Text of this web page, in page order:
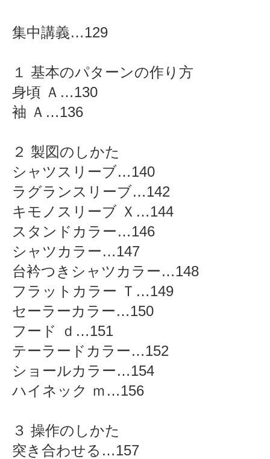
集中講義…129
１ 基本のパターンの作り方
身頃 Ａ…130
袖 Ａ…136
２ 製図のしかた
シャツスリーブ…140
ラグランスリーブ…142
キモノスリーブ Ｘ…144
スタンドカラー…146
シャツカラー…147
台衿つきシャツカラー…148
フラットカラー Ｔ…149
セーラーカラー…150
フード ｄ…151
テーラードカラー…152
ショールカラー…154
ハイネック ｍ…156
３ 操作のしかた
突き合わせる…157